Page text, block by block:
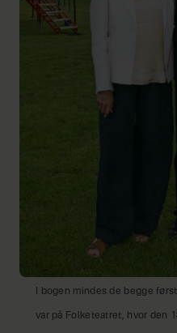
I bogen mindes de begge
var på Folketeatret, hvor den